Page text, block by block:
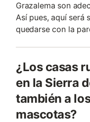
Grazalema son
Así pues, aquí será
quedarse con la
¿Los casas
en la Sierra
también a
mascotas?